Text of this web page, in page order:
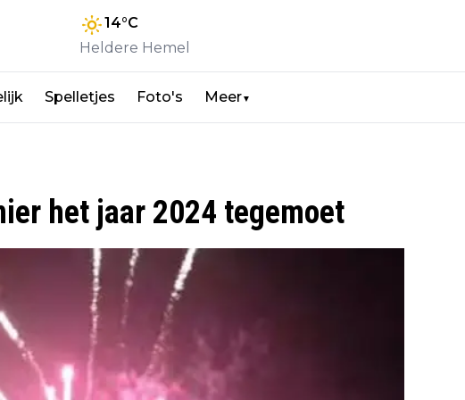
14°C
Heldere Hemel
Spelletjes Foto's Meer▼
het jaar 2024 tegemoet